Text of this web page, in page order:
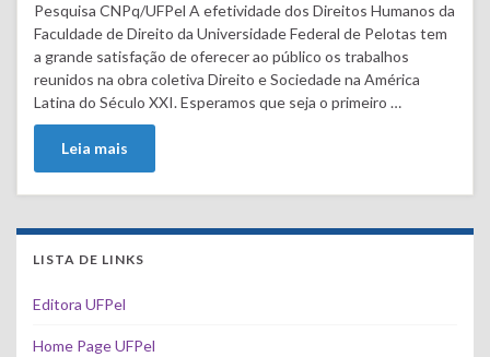
Pesquisa CNPq/UFPel A efetividade dos Direitos Humanos da
Faculdade de Direito da Universidade Federal de Pelotas tem
a grande satisfação de oferecer ao público os trabalhos
reunidos na obra coletiva Direito e Sociedade na América
Latina do Século XXI. Esperamos que seja o primeiro …
Leia mais
LISTA DE LINKS
Editora UFPel
Home Page UFPel